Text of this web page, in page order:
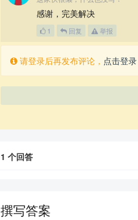
感谢，完美解决
1 回复 举报
请登录后再发布评论， 点击登录
1 个回答
撰写答案